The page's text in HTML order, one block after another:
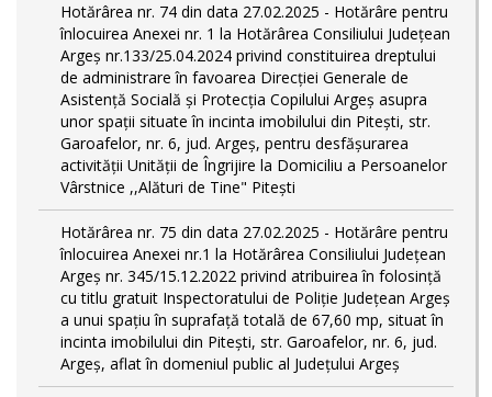
Hotărârea nr. 74 din data 27.02.2025 - Hotărâre pentru
înlocuirea Anexei nr. 1 la Hotărârea Consiliului Județean
Argeș nr.133/25.04.2024 privind constituirea dreptului
de administrare în favoarea Direcției Generale de
Asistență Socială și Protecția Copilului Argeș asupra
unor spații situate în incinta imobilului din Pitești, str.
Garoafelor, nr. 6, jud. Argeș, pentru desfășurarea
activității Unității de Îngrijire la Domiciliu a Persoanelor
Vârstnice ,,Alături de Tine" Pitești
Hotărârea nr. 75 din data 27.02.2025 - Hotărâre pentru
înlocuirea Anexei nr.1 la Hotărârea Consiliului Județean
Argeș nr. 345/15.12.2022 privind atribuirea în folosință
cu titlu gratuit Inspectoratului de Poliție Județean Argeș
a unui spațiu în suprafață totală de 67,60 mp, situat în
incinta imobilului din Pitești, str. Garoafelor, nr. 6, jud.
Argeș, aflat în domeniul public al Județului Argeș